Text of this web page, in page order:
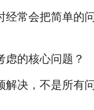
经常会把简单的
虑的核心问题？
解决，不是所有